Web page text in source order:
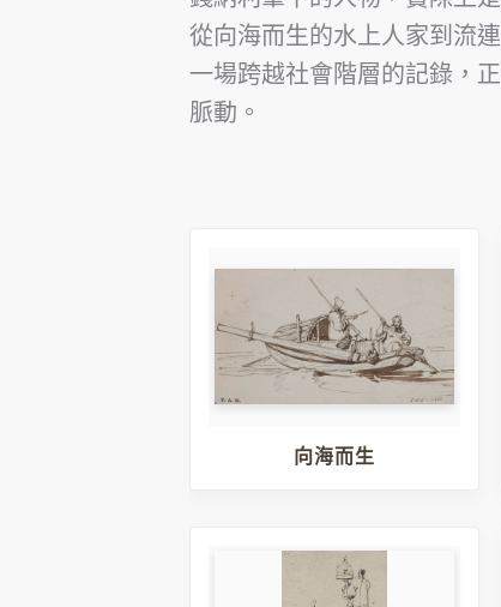
從向海而生的水上人家到流
一場跨越社會階層的記錄，
脈動。
向海而生